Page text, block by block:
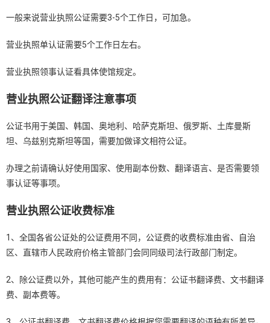
一般来说营业执照公证需要3-5个工作日，可加急。
营业执照单认证需要5个工作日左右。
营业执照领事认证看具体使馆规定。
营业执照公证翻译注意事项
公证书用于美国、韩国、奥地利、哈萨克斯坦、俄罗斯、土库曼斯
坦、乌兹别克斯坦等国，需要加做译文相符公证。
办理之前请确认好使用国家、使用副本份数、翻译语言、是否需要领
事认证等事项。
营业执照公证收费标准
1、全国各省公证处的公证费用不同，公证费的收费标准由省、自治
区、直辖市人民政府价格主管部门会同同级司法行政部门制定。
2、除公证费以外，其他可能产生的费用有：公证书翻译费、文书翻译
费、副本费等。